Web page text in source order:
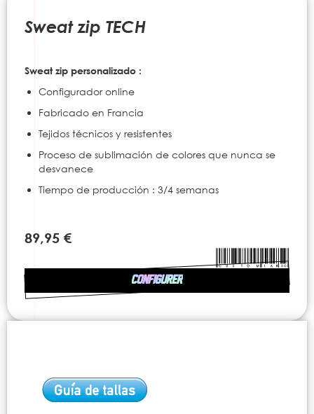
Sweat zip TECH
Sweat zip personalizado :
Configurador online
Fabricado en Francia
Tejidos técnicos y resistentes
Proceso de sublimación de colores que nunca se
desvanece
Tiempo de producción : 3/4 semanas
CONFIGURER
89,95 €
beginning
images
gallery